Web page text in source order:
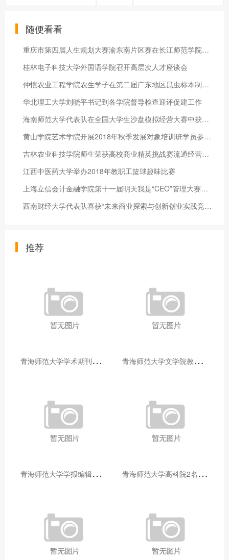
随便看看
重庆市第四届人生规划大赛渝东南片区赛在长江师范学院举行
桂林电子科技大学外国语学院召开高层次人才座谈会
仲恺农业工程学院农生学子在第二届广东地区昆虫标本制作大赛取得
华北理工大学刘晓平书记到各学院督导检查迎评促建工作
海南师范大学代表队在全国大学生沙盘模拟经营大赛中获佳绩
黄山学院艺术学院开展2018年秋季发展对象培训班学员参观杨业功纪
吉林农业科技学院师生荣获高校商业精英挑战赛流通经营模拟精英赛
江西中医药大学举办2018年教职工篮球趣味比赛
上海立信会计金融学院第十一届明天我是“CEO”管理大赛举行
西南财经大学代表队喜获“未来商业探索与创新创业实践竞赛全国总
推荐
青
海师范大学学术期刊两个专栏入选2025年青海省期刊重点专栏 青
海师范大学文学院教师赴山东省相关高校和学术机构交流学习
青
海师范大学学报编辑部赴大通县城关镇上毛佰胜村开展帮扶慰问活动 青
海师范大学高科院2名专家当选中国科学院院士